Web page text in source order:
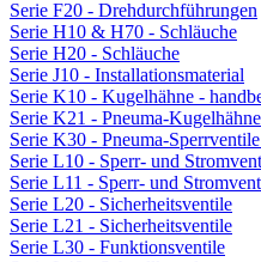
Serie F20 - Drehdurchführungen
Serie H10 & H70 - Schläuche
Serie H20 - Schläuche
Serie J10 - Installationsmaterial
Serie K10 - Kugelhähne -
Serie K21 - Pneuma-Kugelhähne
Serie K30 - Pneuma-
Serie L10 - Sperr- und
Serie L11 - Sperr- und
Serie L20 - Sicherheitsventile
Serie L21 - Sicherheitsventile
Serie L30 - Funktionsventile